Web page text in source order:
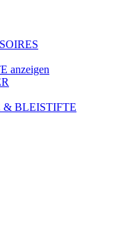
anzeigen
& BLEISTIFTE